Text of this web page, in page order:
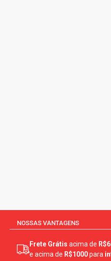
NOSSAS VANTAGENS
Frete Grátis acima de
e acima de R$1000para